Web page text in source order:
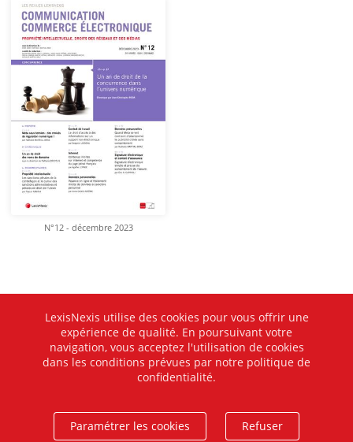
N°12 - décembre 2023
LexisNexis utilise des cookies pour vous offrir une
expérience de qualité. En poursuivant votre
navigation, vous acceptez l'utilisation de cookies
dans les conditions prévues par notre politique de
confidentialité.
Paramétrer les cookies Refuser